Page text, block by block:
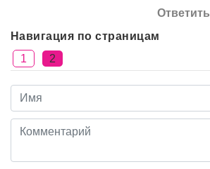
Ответить
Навигация по страницам
1
2